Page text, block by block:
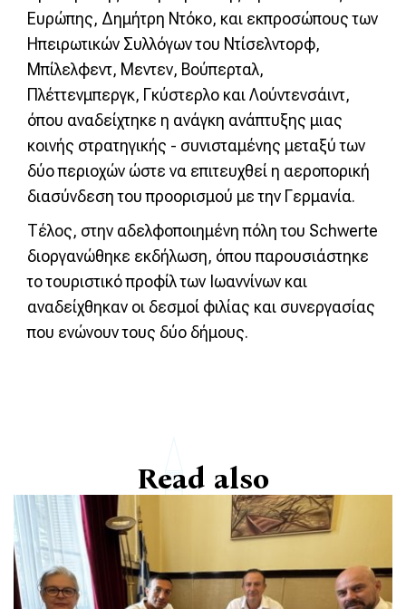
Ευρώπης, Δημήτρη Ντόκο, και εκπροσώπους των
Ηπειρωτικών Συλλόγων του Ντίσελντορφ,
Μπίλελφεντ, Μεντεν, Βούπερταλ,
Πλέττενμπεργκ, Γκύστερλο και Λούντενσάιντ,
όπου αναδείχτηκε η ανάγκη ανάπτυξης μιας
κοινής στρατηγικής - συνισταμένης μεταξύ των
δύο περιοχών ώστε να επιτευχθεί η αεροπορική
διασύνδεση του προορισμού με την Γερμανία.
Τέλος, στην αδελφοποιημένη πόλη του Schwerte
διοργανώθηκε εκδήλωση, όπου παρουσιάστηκε
το τουριστικό προφίλ των Ιωαννίνων και
αναδείχθηκαν οι δεσμοί φιλίας και συνεργασίας
που ενώνουν τους δύο δήμους.
Read also